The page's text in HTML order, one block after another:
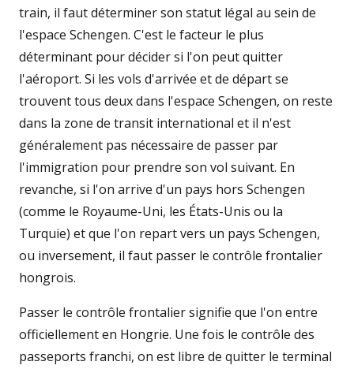
train, il faut déterminer son statut légal au sein de
l'espace Schengen. C'est le facteur le plus
déterminant pour décider si l'on peut quitter
l'aéroport. Si les vols d'arrivée et de départ se
trouvent tous deux dans l'espace Schengen, on reste
dans la zone de transit international et il n'est
généralement pas nécessaire de passer par
l'immigration pour prendre son vol suivant. En
revanche, si l'on arrive d'un pays hors Schengen
(comme le Royaume-Uni, les États-Unis ou la
Turquie) et que l'on repart vers un pays Schengen,
ou inversement, il faut passer le contrôle frontalier
hongrois.
Passer le contrôle frontalier signifie que l'on entre
officiellement en Hongrie. Une fois le contrôle des
passeports franchi, on est libre de quitter le terminal